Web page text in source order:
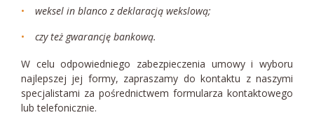
weksel in blanco z deklaracją wekslową;
czy też gwarancję bankową.
W celu odpowiedniego zabezpieczenia umowy i wyboru
najlepszej jej formy, zapraszamy do kontaktu z naszymi
specjalistami za pośrednictwem formularza kontaktowego
lub telefonicznie.